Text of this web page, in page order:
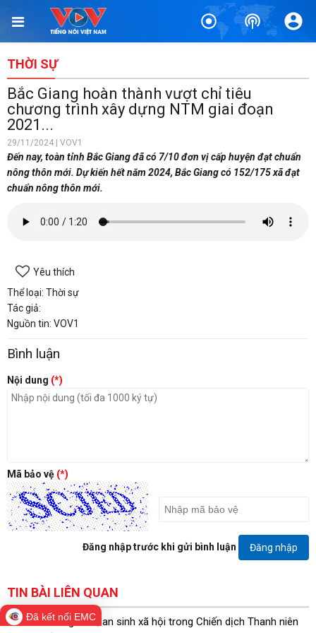
THỜI SỰ
Bắc Giang hoàn thành vượt chỉ tiêu
chương trình xây dựng NTM giai đoạn
2021...
29/11/2024 | VOV1
Đến nay, toàn tỉnh Bắc Giang đã có 7/10 đơn vị cấp huyện đạt chuẩn
nông thôn mới. Dự kiến hết năm 2024, Bắc Giang có 152/175 xã đạt
chuẩn nông thôn mới.
Yêu thích
Thể loại: Thời sự
Tác giả:
Nguồn tin: VOV1
Bình luận
Nội dung (*)
Mã bảo vệ (*)
Đăng nhập trước khi gửi bình luận Đăng nhập
TIN BÀI LIÊN QUAN
Nhiều công trình, an sinh xã hội trong Chiến dịch Thanh niên
Đã kết nối EMC